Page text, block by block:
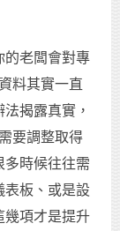
的老闆會對專
料其實一直
揭露真實，
要調整取得
多時候往往需
表板、或是設
幾項才是提升